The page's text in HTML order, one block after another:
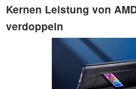
Kernen Leistung von
verdoppeln